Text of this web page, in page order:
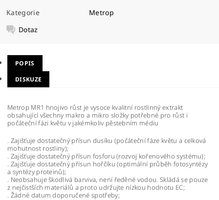
Kategorie
Metrop
Dotaz
POPIS
DISKUZE
Metrop MR1 hnojivo růst je vysoce kvalitní rostlinný extrakt
obsahující všechny makro a mikro složky potřebné pro růst i
počáteční fázi květu v jakémkoliv pěstebním médiu
. Zajišťuje dostatečný přísun dusíku (počáteční fáze květu a celková
mohutnost rostliny);
. Zajišťuje dostatečný přísun fosforu (rozvoj kořenového systému);
. Zajišťuje dostatečný přísun hořčíku (optimální průběh fotosyntézy
a syntézy proteinů);
. Neobsahuje škodlivá barviva, není ředěné vodou. Skládá se pouze
z nejčistších materiálů a proto udržujte nízkou hodnotu EC;
. Žádné datum doporučené spotřeby;